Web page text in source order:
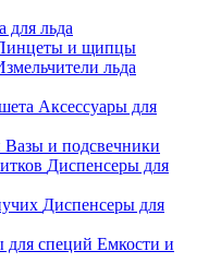
для льда
и щипцы
льда
Аксессуары для
Вазы и подсвечники
Диспенсеры для
Диспенсеры для
Емкости и